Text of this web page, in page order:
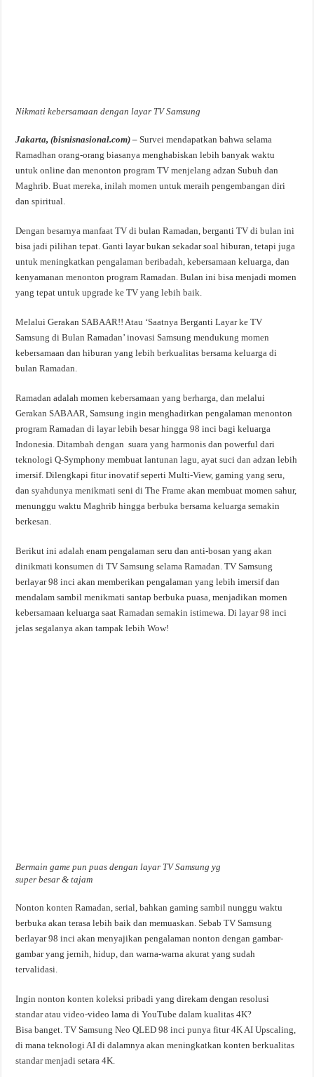
Nikmati kebersamaan dengan layar TV Samsung
Jakarta, (bisnisnasional.com) – Survei mendapatkan bahwa selama
Ramadhan orang-orang biasanya menghabiskan lebih banyak waktu
untuk online dan menonton program TV menjelang adzan Subuh dan
Maghrib. Buat mereka, inilah momen untuk meraih pengembangan diri
dan spiritual.
Dengan besarnya manfaat TV di bulan Ramadan, berganti TV di bulan ini
bisa jadi pilihan tepat. Ganti layar bukan sekadar soal hiburan, tetapi juga
untuk meningkatkan pengalaman beribadah, kebersamaan keluarga, dan
kenyamanan menonton program Ramadan. Bulan ini bisa menjadi momen
yang tepat untuk upgrade ke TV yang lebih baik.
Melalui Gerakan SABAAR!! Atau ‘Saatnya Berganti Layar ke TV
Samsung di Bulan Ramadan’ inovasi Samsung mendukung momen
kebersamaan dan hiburan yang lebih berkualitas bersama keluarga di
bulan Ramadan.
Ramadan adalah momen kebersamaan yang berharga, dan melalui
Gerakan SABAAR, Samsung ingin menghadirkan pengalaman menonton
program Ramadan di layar lebih besar hingga 98 inci bagi keluarga
Indonesia. Ditambah dengan suara yang harmonis dan powerful dari
teknologi Q-Symphony membuat lantunan lagu, ayat suci dan adzan lebih
imersif. Dilengkapi fitur inovatif seperti Multi-View, gaming yang seru,
dan syahdunya menikmati seni di The Frame akan membuat momen sahur,
menunggu waktu Maghrib hingga berbuka bersama keluarga semakin
berkesan.
Berikut ini adalah enam pengalaman seru dan anti-bosan yang akan
dinikmati konsumen di TV Samsung selama Ramadan. TV Samsung
berlayar 98 inci akan memberikan pengalaman yang lebih imersif dan
mendalam sambil menikmati santap berbuka puasa, menjadikan momen
kebersamaan keluarga saat Ramadan semakin istimewa. Di layar 98 inci
jelas segalanya akan tampak lebih Wow!
Bermain game pun puas dengan layar TV Samsung yg
super besar & tajam
Nonton konten Ramadan, serial, bahkan gaming sambil nunggu waktu
berbuka akan terasa lebih baik dan memuaskan. Sebab TV Samsung
berlayar 98 inci akan menyajikan pengalaman nonton dengan gambar-
gambar yang jernih, hidup, dan warna-warna akurat yang sudah
tervalidasi.
Ingin nonton konten koleksi pribadi yang direkam dengan resolusi
standar atau video-video lama di YouTube dalam kualitas 4K?
Bisa banget. TV Samsung Neo QLED 98 inci punya fitur 4K AI Upscaling,
di mana teknologi AI di dalamnya akan meningkatkan konten berkualitas
standar menjadi setara 4K.